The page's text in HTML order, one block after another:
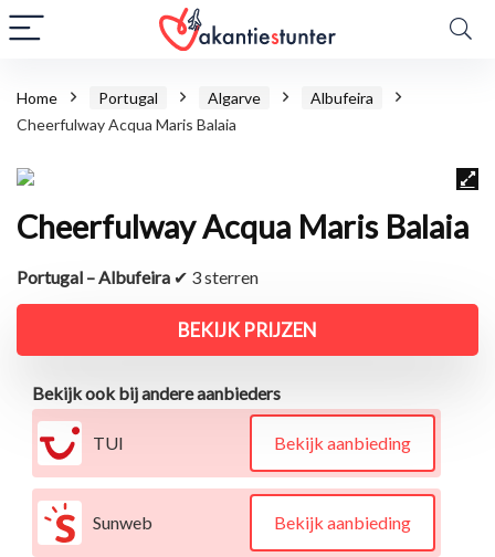
Home Portugal Algarve
Albufeira
Cheerfulway Acqua Maris Balaia
Cheerfulway Acqua Maris Balaia
Portugal – Albufeira ✔ 3 sterren
BEKIJK PRIJZEN
Bekijk ook bij andere aanbieders
TUI Bekijk aanbieding
Sunweb Bekijk aanbieding